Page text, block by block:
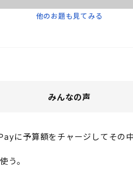
他のお題も見てみる
みんなの声
に予算額をチャージしてその
う。